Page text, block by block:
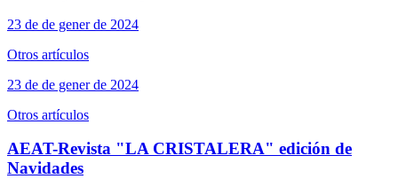
23 de de gener de 2024
Otros artículos
23 de de gener de 2024
Otros artículos
AEAT-Revista "LA CRISTALERA" edición de
Navidades